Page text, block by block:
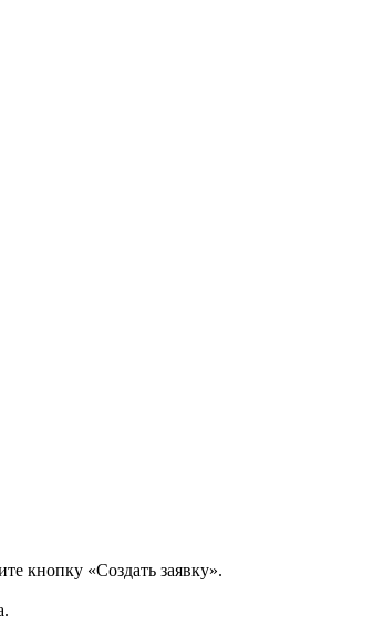
кнопку «Создать заявку».